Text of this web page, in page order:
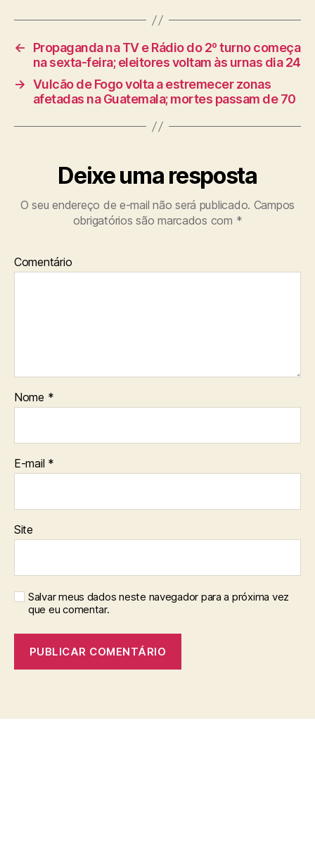
←
Propaganda na TV e Rádio do 2º turno começa
na sexta-feira; eleitores voltam às urnas dia 24
→ Vulcão de Fogo volta a estremecer zonas
afetadas na Guatemala; mortes passam de 70
Deixe uma resposta
O seu endereço de e-mail não será publicado. Campos
obrigatórios são marcados com *
Comentário
Nome *
E-mail *
Site
Salvar meus dados neste navegador para a próxima vez
que eu comentar.